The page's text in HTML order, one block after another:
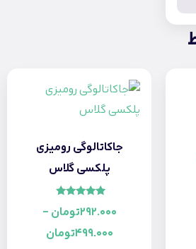
جاکاتالوگی رومیزی
پلکسی گلاس
5.00
292.000تومان –
499.000تومان